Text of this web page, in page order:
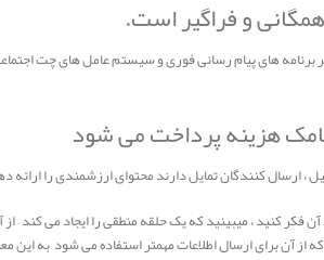
و فراگیر است.
برنامه های پیام رسانی فوری و سیستم عامل های چت
هزینه پرداخت می شود
، ارسال کنندگان تمایل دارند محتوای ارزشمندی را ارائه
آن فکر کنید ، میبینید که یک حلقه منطقی را ایجاد می
آن برای ارسال اطلاعات مهمتر استفاده می شود به این